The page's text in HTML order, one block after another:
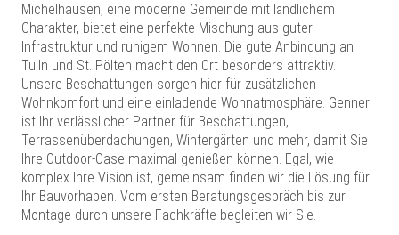
Michelhausen, eine moderne Gemeinde mit ländlichem
Charakter, bietet eine perfekte Mischung aus guter
Infrastruktur und ruhigem Wohnen. Die gute Anbindung an
Tulln und St. Pölten macht den Ort besonders attraktiv.
Unsere Beschattungen sorgen hier für zusätzlichen
Wohnkomfort und eine einladende Wohnatmosphäre. Genner
ist Ihr verlässlicher Partner für Beschattungen,
Terrassenüberdachungen, Wintergärten und mehr, damit Sie
Ihre Outdoor-Oase maximal genießen können. Egal, wie
komplex Ihre Vision ist, gemeinsam finden wir die Lösung für
Ihr Bauvorhaben. Vom ersten Beratungsgespräch bis zur
Montage durch unsere Fachkräfte begleiten wir Sie.